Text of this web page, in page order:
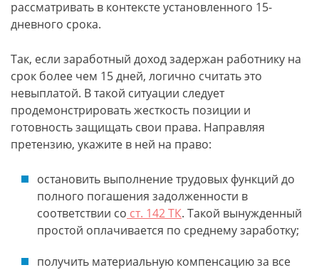
рассматривать в контексте установленного 15-
дневного срока.
Так, если заработный доход задержан работнику на
срок более чем 15 дней, логично считать это
невыплатой. В такой ситуации следует
продемонстрировать жесткость позиции и
готовность защищать свои права. Направляя
претензию, укажите в ней на право:
остановить выполнение трудовых функций до
полного погашения задолженности в
соответствии со ст. 142 ТК. Такой вынужденный
простой оплачивается по среднему заработку;
получить материальную компенсацию за все